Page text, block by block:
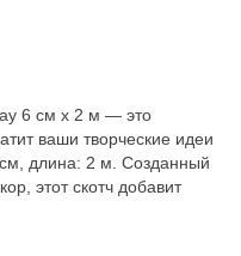
6 см x 2 м — это
ваши творческие идеи
длина: 2 м. Созданный
этот скотч добавит